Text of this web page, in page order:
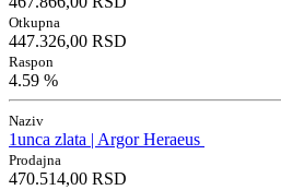
Otkupna
447.326,00 RSD
Raspon
4.59 %
Naziv
1unca zlata | Argor Heraeus
Prodajna
470.514,00 RSD